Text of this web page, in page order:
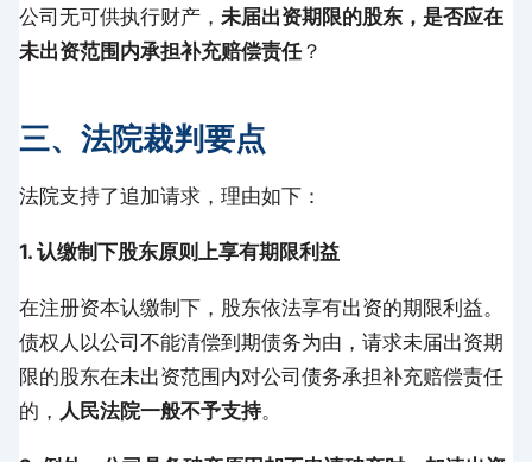
公司无可供执行财产， 未届出资期限的股东，是否应在
未出资范围内承担补充赔偿责任？
三、法院裁判要点
法院支持了追加请求，理由如下：
1. 认缴制下股东原则上享有期限利益
在注册资本认缴制下，股东依法享有出资的期限利益。
债权人以公司不能清偿到期债务为由，请求未届出资期
限的股东在未出资范围内对公司债务承担补充赔偿责任
的， 人民法院一般不予支持。